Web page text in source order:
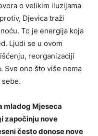
o velikim iluzijama
Djevica traži
To je energija koja
Ljudi se u ovom
reorganizaciji
Sve ono što više nema
mladog Mjeseca
započinju nove
često donose nove